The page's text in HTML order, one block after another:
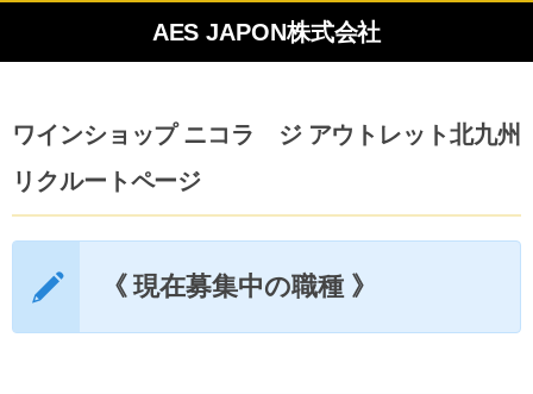
AES JAPON株式会社
ワインショップ ニコラ ジ アウトレット北九州
リクルートページ
《 現在募集中の職種 》